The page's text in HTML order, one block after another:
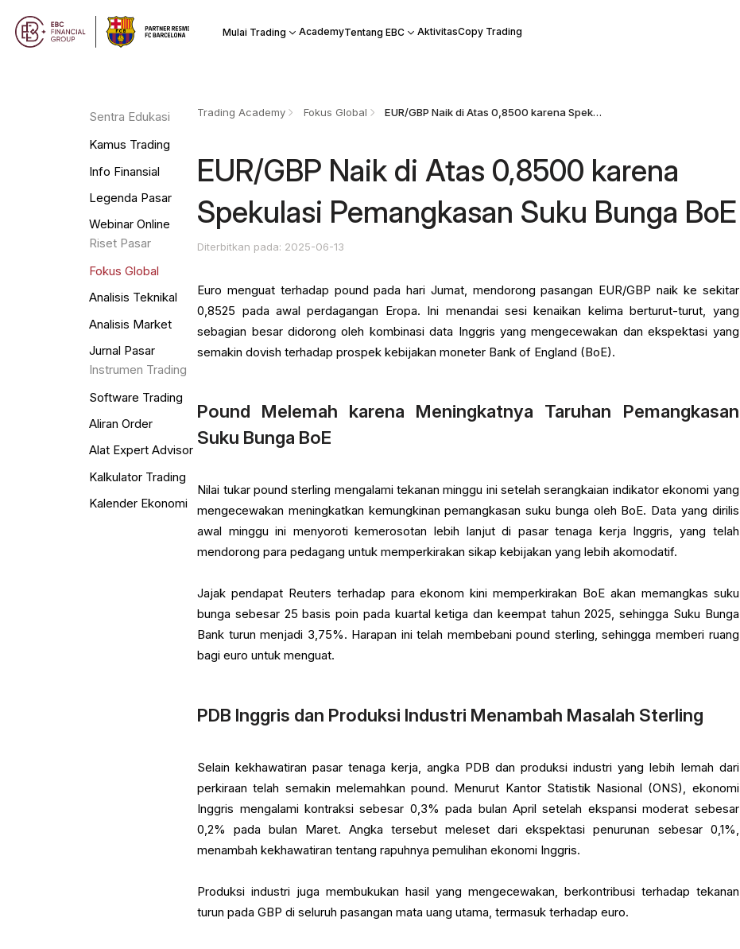
Mulai Trading AcademyTentang EBC AktivitasCopy Trading
Sentra Edukasi
Kamus Trading
Info Finansial
Legenda Pasar
Webinar Online
Riset Pasar
Fokus Global
Analisis Teknikal
Analisis Market
Jurnal Pasar
Instrumen Trading
Software Trading
Aliran Order
Alat Expert Advisor
Kalkulator Trading
Kalender Ekonomi
Trading Academy Fokus Global EUR/GBP Naik di Atas 0,8500 karena Spekulasi Pemangkasan Suku Bunga BoE
EUR/GBP Naik di Atas 0,8500 karena
Spekulasi Pemangkasan Suku Bunga BoE
Diterbitkan pada: 2025-06-13
Euro menguat terhadap pound pada hari Jumat, mendorong pasangan EUR/GBP naik ke sekitar
0,8525 pada awal perdagangan Eropa. Ini menandai sesi kenaikan kelima berturut-turut, yang
sebagian besar didorong oleh kombinasi data Inggris yang mengecewakan dan ekspektasi yang
semakin dovish terhadap prospek kebijakan moneter Bank of England (BoE).
Pound Melemah karena Meningkatnya Taruhan Pemangkasan
Suku Bunga BoE
Nilai tukar pound sterling mengalami tekanan minggu ini setelah serangkaian indikator ekonomi yang
mengecewakan meningkatkan kemungkinan pemangkasan suku bunga oleh BoE. Data yang dirilis
awal minggu ini menyoroti kemerosotan lebih lanjut di pasar tenaga kerja Inggris, yang telah
mendorong para pedagang untuk memperkirakan sikap kebijakan yang lebih akomodatif.
Jajak pendapat Reuters terhadap para ekonom kini memperkirakan BoE akan memangkas suku
bunga sebesar 25 basis poin pada kuartal ketiga dan keempat tahun 2025, sehingga Suku Bunga
Bank turun menjadi 3,75%. Harapan ini telah membebani pound sterling, sehingga memberi ruang
bagi euro untuk menguat.
PDB Inggris dan Produksi Industri Menambah Masalah Sterling
Selain kekhawatiran pasar tenaga kerja, angka PDB dan produksi industri yang lebih lemah dari
perkiraan telah semakin melemahkan pound. Menurut Kantor Statistik Nasional (ONS), ekonomi
Inggris mengalami kontraksi sebesar 0,3% pada bulan April setelah ekspansi moderat sebesar
0,2% pada bulan Maret. Angka tersebut meleset dari ekspektasi penurunan sebesar 0,1%,
menambah kekhawatiran tentang rapuhnya pemulihan ekonomi Inggris.
Produksi industri juga membukukan hasil yang mengecewakan, berkontribusi terhadap tekanan
turun pada GBP di seluruh pasangan mata uang utama, termasuk terhadap euro.